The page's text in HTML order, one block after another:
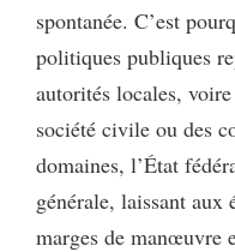
spontanée. C’est
politiques publiques
autorités locales,
société civile ou des
domaines, l’État
générale, laissant aux
marges de manœuvre